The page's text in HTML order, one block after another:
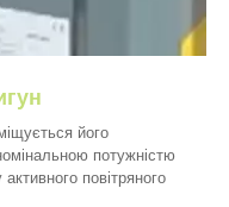
його
потужністю
повітряного